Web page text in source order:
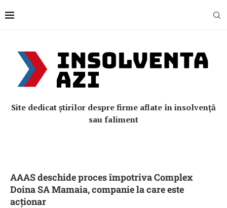
Site dedicat știrilor despre firme aflate în insolvență
sau faliment
AAAS deschide proces împotriva Complex
Doina SA Mamaia, companie la care este
acționar